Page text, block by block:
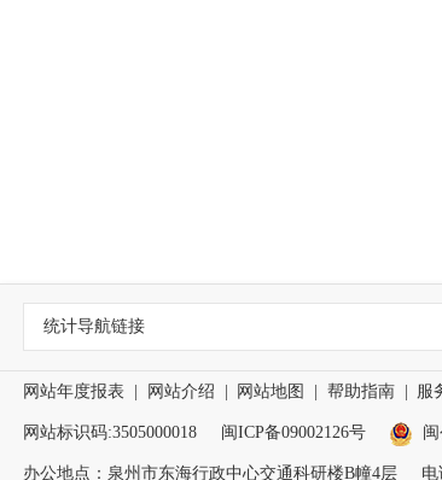
统计导航链接
网站年度报表 网站介绍 网站地图 帮助指南 服
网站标识码:3505000018 闽ICP备09002126号
办公地点：泉州市东海行政中心交通科研楼B幢4层 电